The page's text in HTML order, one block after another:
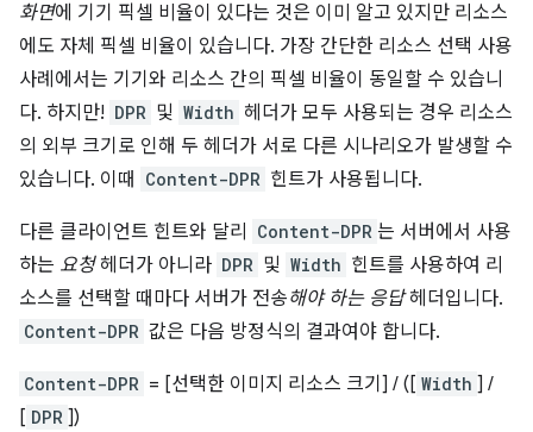
화면에 기기 픽셀 비율이 있다는 것은 이미 알고 있지만 리소스
에도 자체 픽셀 비율이 있습니다. 가장 간단한 리소스 선택 사용
사례에서는 기기와 리소스 간의 픽셀 비율이 동일할 수 있습니
다. 하지만! DPR 및 Width 헤더가 모두 사용되는 경우 리소스
의 외부 크기로 인해 두 헤더가 서로 다른 시나리오가 발생할 수
있습니다. 이때
Content-DPR 힌트가 사용됩니다.
다른 클라이언트 힌트와 달리 Content-DPR 는 서버에서 사용
하는 요청헤더가 아니라 DPR 및 Width 힌트를 사용하여 리
소스를 선택할 때마다 서버가 전송해야 하는 응답헤더입니다.
Content-DPR 값은 다음 방정식의 결과여야 합니다.
Content-DPR = [선택한 이미지 리소스 크기] / ([ Width ] /
[ DPR ])